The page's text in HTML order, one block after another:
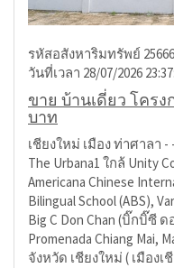
รหัสอสังหาริมทรัพย์
วันที่เวลา 28/07/2026
ขาย บ้านเดี่ยว โครงก
บาท
เชียงใหม่ เมือง ท่าศาลา - -
The Urbana1 ใกล้ Unity
Americana Chinese
Bilingual School (ABS),
Big C Don Chan (บิ๊กบิ๊ซี ด
Promenada Chiang Mai,
จังหวัด เชียงใหม่ ( เมืองเ